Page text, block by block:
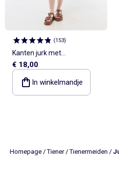
(153)
Kanten jurk met
pagodemouwen
€ 18,00
In winkelmandje
Homepage /Tiener/Tienermeiden /